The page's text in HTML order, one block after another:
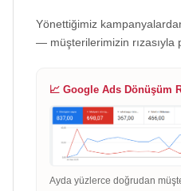
Yönettiğimiz
— müşterilerimizin rızasıyla
📈 Google Ads Dönüşüm
Ayda yüzlerce doğrudan